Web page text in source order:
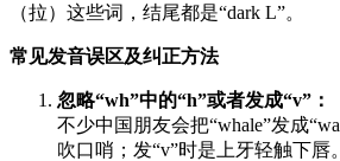
（拉）这些词，结尾都是“dark L”。
常见发音误区及纠正方法
忽略“wh”中的“h”或者发成“v”：
不少中国朋友会把“whale”发成
吹口哨；发“v”时是上牙轻触下唇